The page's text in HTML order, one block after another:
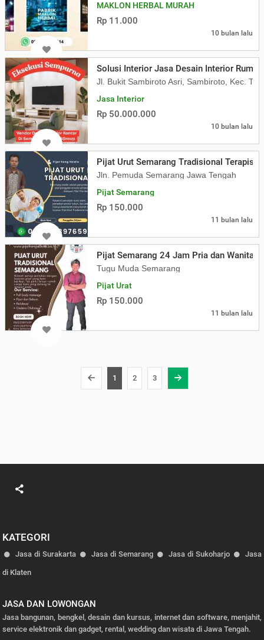
MAKLON HERBAL MURAH
Rp 11.000
10 bulan lalu
Solusi Interior Jasa Desain Interior
Jl. Bukit Sambiroto Asri, Sambiroto, Kec.
Jasa Interior
Rp 50.000.000
10 bulan lalu
Pijat Urut Semarang Tradisional Terapis
Jln. Pemuda Semarang Jawa Tengah
Pijat Semarang
Rp 150.000
11 bulan lalu
Pijat Semarang 24 Jam Pria dan Wanita
Tugu Muda Semarang
Pijat Urat
Rp 150.000
11 bulan lalu
1 2 3
KATEGORI
Jasa di Surakarta Jasa di Semarang Jasa di Sukoharjo Jasa
di Klaten
JASA DAN LOWONGAN
Jasa bangunan, bengkel, desain dan kursus, internet dan software, menjahit,
service elektronik dan gadget, rental, wedding dan wisata di Jawa Tengah.